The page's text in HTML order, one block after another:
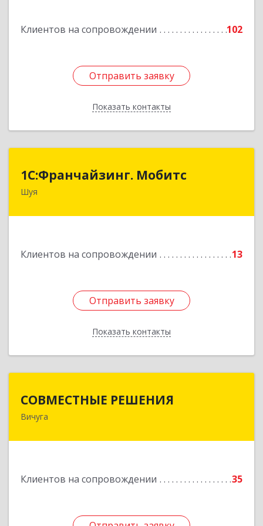
Клиентов на сопровождении 102
Отправить заявку
Показать контакты
Отправить заявку
Назад
1С:Франчайзинг. Мобитс
Шуя
Клиентов на сопровождении 13
Отправить заявку
Показать контакты
1С:Франчайзинг. Мобитс
Отправить заявку
Назад
СОВМЕСТНЫЕ РЕШЕНИЯ
Вичуга
Клиентов на сопровождении 35
155331, Ивановская обл, Вичугский р-н, Вичуга